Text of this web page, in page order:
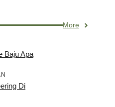
More
Baju Apa
Di